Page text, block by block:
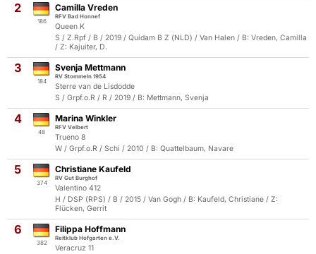
2
186
Camilla Vreden
RFV Bad Honnef
Queen K
S / Z.Rpf / B / 2019 / Quidam B Z (NLD) / Van Halen / B: Vreden, Camilla
/ Z: Kajuiter, D.
3
184
Svenja Mettmann
RV Stommeln 1954
Sterre van de Lisdodde
S / Grpf.o.R / R / 2019 / B: Mettmann, Svenja
4
48
Marina Winkler
RFV Velbert
Trueno 8
W / Grpf.o.R / Schi / 2010 / B: Quattelbaum, Navare
5
374
Christiane Kaufeld
RV Gut Burghof
Valentino 412
H / DSP (RPS) / B / 2015 / Van Gogh / B: Kaufeld, Christiane / Z:
Flücken, Gerrit
6
382
Filippa Hoffmann
Reitklub Hofgarten e.V.
Veracruz 11